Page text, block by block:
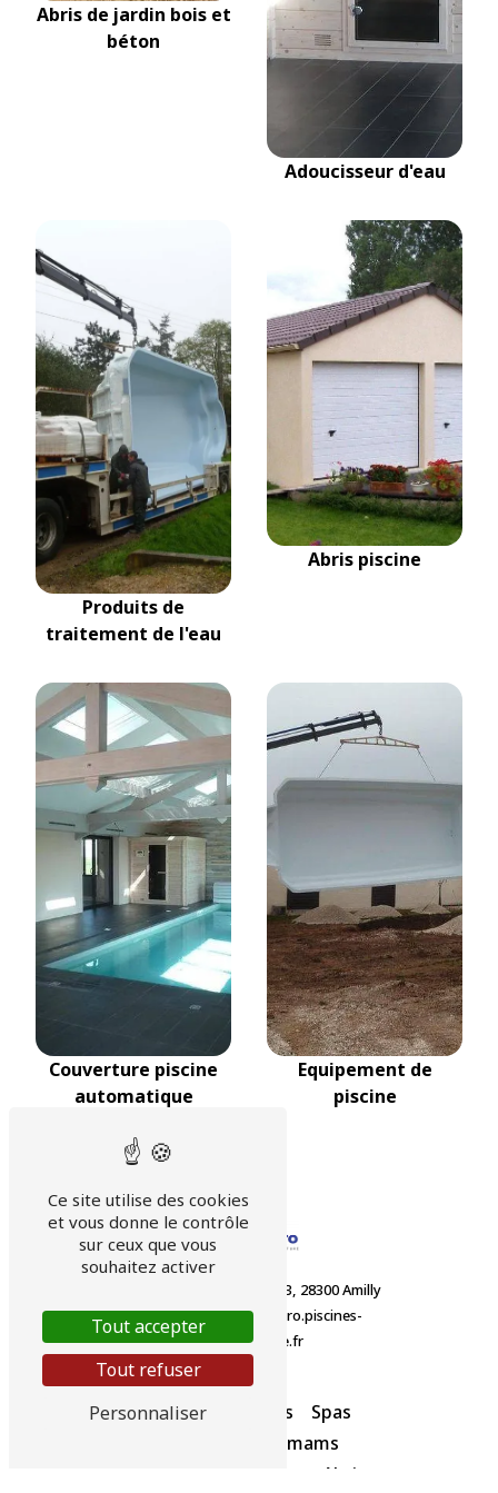
Abris de jardin bois et
béton
Adoucisseur d'eau
Produits de
traitement de l'eau
Abris piscine
Couverture piscine
automatique
Equipement de
piscine
Route départementale 923, 28300 Amilly
02 37 32 98 12
airhydro.piscines-
contact@orange.fr
Accueil Piscines
Spas
Saunas et hammams
Abris
Ce site utilise des cookies
et vous donne le contrôle
sur ceux que vous
souhaitez activer
Tout accepter
Tout refuser
Personnaliser